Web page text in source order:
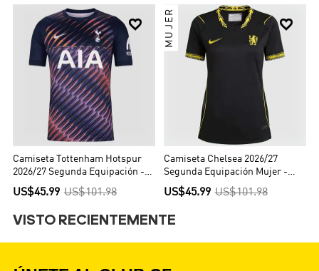

Camiseta Tottenham Hotspur
2026/27 Segunda Equipación -
Versión Hincha
US$45.99 US$101.98

MUJER
Camiseta Chelsea 2026/27
Segunda Equipación Mujer -
Versión Hincha
US$45.99 US$101.98
VISTO RECIENTEMENTE